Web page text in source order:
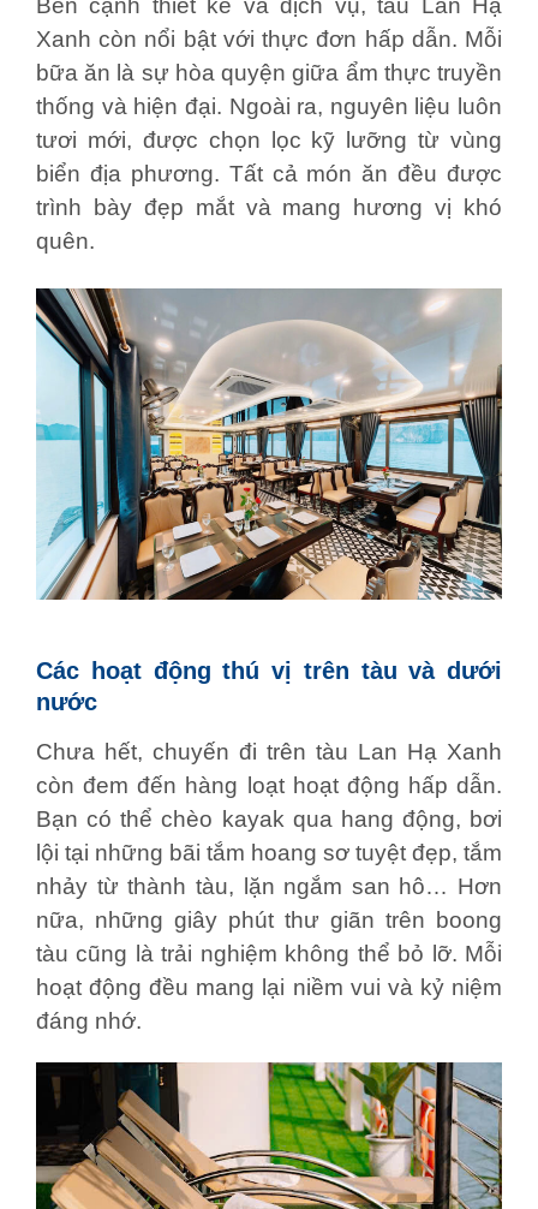
Bên cạnh thiết kế và dịch vụ, tàu Lan Hạ
Xanh còn nổi bật với thực đơn hấp dẫn. Mỗi
bữa ăn là sự hòa quyện giữa ẩm thực truyền
thống và hiện đại. Ngoài ra, nguyên liệu luôn
tươi mới, được chọn lọc kỹ lưỡng từ vùng
biển địa phương. Tất cả món ăn đều được
trình bày đẹp mắt và mang hương vị khó
quên.
Các hoạt động thú vị trên tàu và dưới
nước
Chưa hết, chuyến đi trên tàu Lan Hạ Xanh
còn đem đến hàng loạt hoạt động hấp dẫn.
Bạn có thể chèo kayak qua hang động, bơi
lội tại những bãi tắm hoang sơ tuyệt đẹp, tắm
nhảy từ thành tàu, lặn ngắm san hô… Hơn
nữa, những giây phút thư giãn trên boong
tàu cũng là trải nghiệm không thể bỏ lỡ. Mỗi
hoạt động đều mang lại niềm vui và kỷ niệm
đáng nhớ.